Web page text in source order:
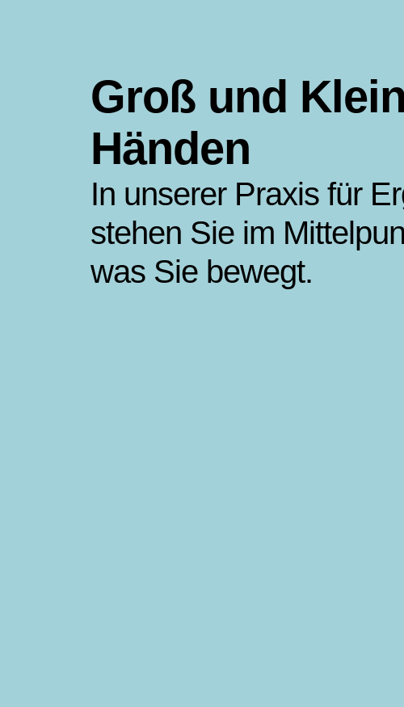
Groß und
Händen
In unserer Praxis für
stehen Sie im
was Sie bewegt.